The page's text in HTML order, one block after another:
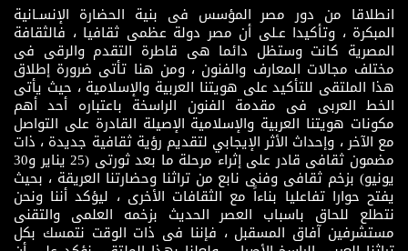
انطلاقا من دور مصر المؤسس فى بنية الحضارة الإنسـانية
المبكرة ، وتأكيدا عـلى أن مصر دولة عظمى ثقافيا ، فالثقافة
المصرية كانت وستظل دائما هى قاطرة التقدم والرقى فى
مختلف مجالات المعارف والفنون ، ومن هنا تأتى ضرورة إطلاق
هذا الملتقى للتأكيد على هويتنا العربية والإسلامية ، حيث يأتى
الخط العربى فى مقدمة الفنون الراسخة باعتباره أحد أهم
مكونات هويتنا العربية والإسلامية الإصيلة القادرة على التواصل
مع الآخر ، وإحداث الأثر الإيجابي لتقديم رؤية ثقافية جديدة ، ذات
مضمون ثقافى قادر على إثراء مرحلة ما بعد ثورتى (25 يناير و30
يونيو) بزخم ثقافى وفنى نابع من تراثنا وحضارتنا العريقة ، بحيث
يفتح حوارا تفاعليا بناءاً مع الثقافات الأخرى ، ليؤكد أننا ونحن
نتطلع للحاق باسباب العصر الحديث بزخمه العلمى والتقنى
مستشرفين آفاق المسقبل ، فإننا فى ذات الوقت نتمسك بكل